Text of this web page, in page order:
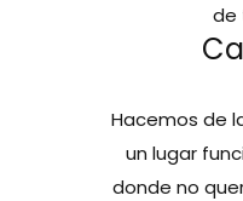
de
Hacemos de
un lugar
donde no